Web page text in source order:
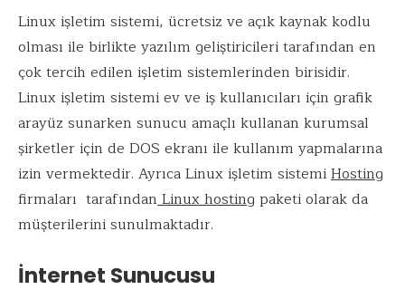
Linux işletim sistemi, ücretsiz ve açık kaynak kodlu
olması ile birlikte yazılım geliştiricileri tarafından en
çok tercih edilen işletim sistemlerinden birisidir.
Linux işletim sistemi ev ve iş kullanıcıları için grafik
arayüz sunarken sunucu amaçlı kullanan kurumsal
şirketler için de DOS ekranı ile kullanım yapmalarına
izin vermektedir. Ayrıca Linux işletim sistemiHosting
firmaları tarafındanLinux hosting paketi olarak da
müşterilerini sunulmaktadır.
İnternet Sunucusu